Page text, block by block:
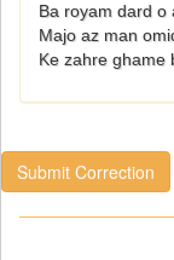
Ba royam dard o
Majo az man
Ke zahre ghame
Submit Correction